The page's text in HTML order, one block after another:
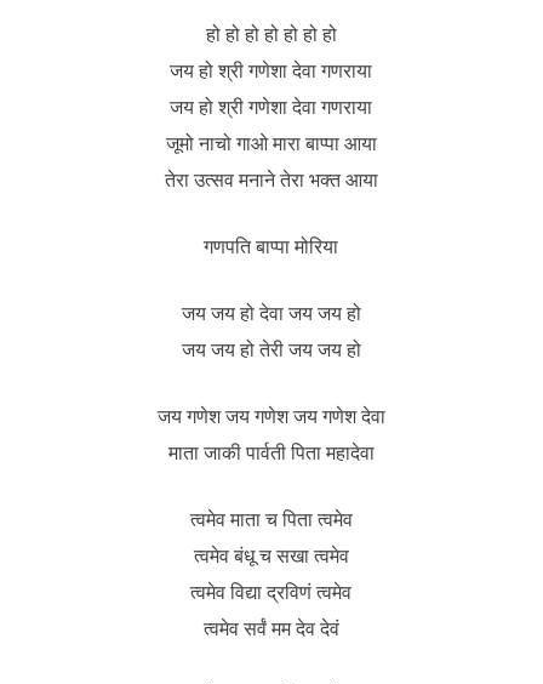
हो हो हो हो हो हो हो
जय हो श्री गणेशा देवा गणराया
जय हो श्री गणेशा देवा गणराया
जूमो नाचो गाओ मारा बाप्पा आया
तेरा उत्सव मनाने तेरा भक्त आया
गणपति बाप्पा मोरिया
जय जय हो देवा जय जय हो
जय जय हो तेरी जय जय हो
जय गणेश जय गणेश जय गणेश देवा
माता जाकी पार्वती पिता महादेवा
त्वमेव माता च पिता त्वमेव
त्वमेव बंधू च सखा त्वमेव
त्वमेव विद्या द्रविणं त्वमेव
त्वमेव सर्वं मम देव देवं